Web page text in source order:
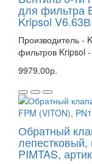
для фильтра
Kripsol V6.63В
Производитель -
фильтров Kripsol
9979.00р.
Обратный
PIMTAS,